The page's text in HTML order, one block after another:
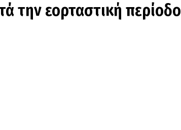
την εορταστική περίοδο